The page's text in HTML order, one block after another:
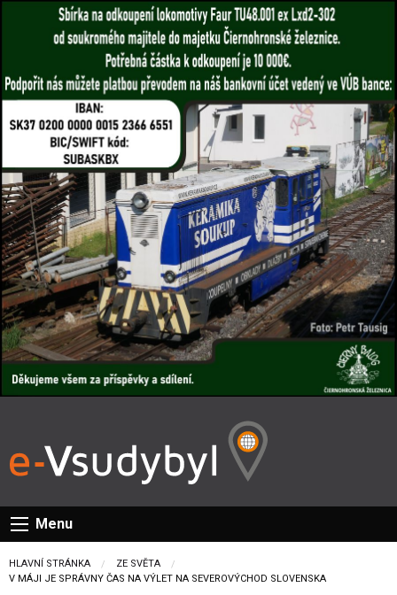
Menu
HLAVNÍ STRÁNKA
ZE SVĚTA
CURRENT:
V MÁJI JE SPRÁVNY ČAS NA VÝLET NA SEVEROVÝCHOD SLOVENSKA